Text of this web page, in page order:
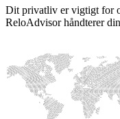
Dit privatliv er vigtigt for
ReloAdvisor håndterer